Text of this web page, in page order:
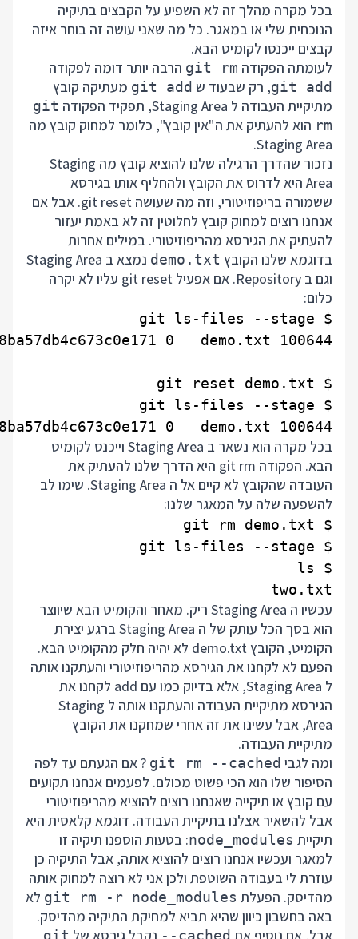
בכל מקרה מהלך זה לא השפיע על הקבצים בתיקיה
הנוכחית שלי או במאגר. כל מה שאני עושה זה בוחר איזה
קבצים ייכנסו לקומיט הבא.
לעומתה הפקודה git rm הרבה יותר דומה לפקודה
git add, רק שבעוד ש git add מעתיקה קובץ
מתיקיית העבודה ל Staging Area, תפקיד הפקודה
git
rm הוא להעתיק את ה"אין קובץ", כלומר למחוק קובץ מה
Staging Area.
נזכור שהדרך הרגילה שלנו להוציא קובץ מה Staging
Area היא לדרוס את הקובץ ולהחליף אותו בגירסא
ששמורה בריפוזיטורי, וזה מה שעושה git reset. אבל אם
אנחנו רוצים למחוק קובץ לחלוטין זה לא באמת יעזור
להעתיק את הגירסא מהריפוזיטורי. במילים אחרות
בדוגמא שלנו הקובץ demo.txt
נמצא ב Staging Area
וגם ב Repository. אם אפעיל git reset עליו לא יקרה
כלום:
100644 5626abf0f72e58d7a153368ba57db4c673c0e171 0   demo.txt
בכל מקרה הוא נשאר ב Staging Area וייכנס לקומיט
הבא. הפקודה git rm היא הדרך שלנו להעתיק את
העובדה שהקובץ לא קיים אל ה Staging Area. שימו לב
להשפעה שלה על המאגר שלנו:
two.txt
עכשיו ה Staging Area ריק. מאחר והקומיט הבא שיווצר
הוא בסך הכל עותק של ה Staging Area ברגע יצירת
הקומיט, הקובץ demo.txt לא יהיה חלק מהקומיט הבא.
הפעם לא לקחנו את הגירסא מהריפוזיטורי והעתקנו אותה
ל Staging Area, אלא בדיוק כמו עם add לקחנו את
הגירסא מתיקיית העבודה והעתקנו אותה ל Staging
Area, אבל עשינו את זה אחרי שמחקנו את הקובץ
מתיקיית העבודה.
ומה לגבי git rm --cached ? אם הגעתם עד לפה
הסיפור שלו הוא הכי פשוט מכולם. לפעמים אנחנו תקועים
עם קובץ או תיקייה שאנחנו רוצים להוציא מהריפוזיטורי
אבל להשאיר אצלנו בתיקיית העבודה. דוגמא קלאסית היא
תיקיית node_modules: בטעות הוספנו תיקיה זו
למאגר ועכשיו אנחנו רוצים להוציא אותה, אבל התיקיה כן
עוזרת לי בעבודה השוטפת ולכן אני לא רוצה למחוק אותה
מהדיסק. הפעלת git rm -r node_modules לא
באה בחשבון כיוון שהיא תביא למחיקת התיקיה מהדיסק.
--cached
git